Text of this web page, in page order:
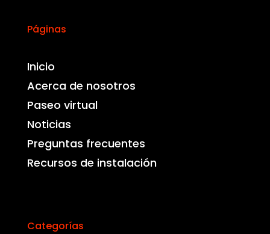
Páginas
Inicio
Acerca de nosotros
Paseo virtual
Noticias
Preguntas frecuentes
Recursos de instalación
Categorías